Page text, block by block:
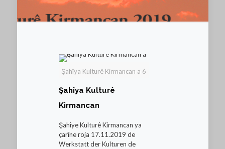
Şahîya Kulturê Kirmancan a 6
Şahîya Kulturê
Kirmancan
Şahîye Kulturê Kirmancan ya
çarîne roja 17.11.2019 de
Werkstatt der Kulturen de